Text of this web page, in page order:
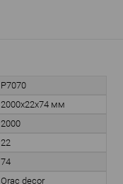
P7070
2000х22х74 мм
2000
22
74
Orac decor